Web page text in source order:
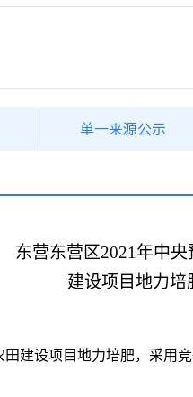
单一来源公示
东营东营区2021年中
建设项目地力培
田建设项目地力培肥，采用